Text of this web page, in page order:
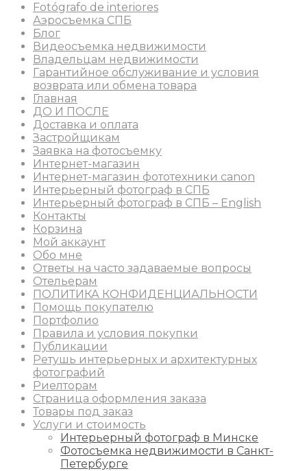
Fotógrafo de interiores
Аэросъемка СПБ
Блог
Видеосъемка недвижимости
Владельцам недвижимости
Гарантийное обслуживание и условия
возврата или обмена товара
Главная
ДО И ПОСЛЕ
Доставка и оплата
Застройщикам
Заявка на фотосъемку
Интернет-магазин
Интернет-магазин фототехники canon
Интерьерный фотограф в СПБ
Интерьерный фотограф в СПБ – English
Контакты
Корзина
Мой аккаунт
Обо мне
Ответы на часто задаваемые вопросы
Отельерам
ПОЛИТИКА КОНФИДЕНЦИАЛЬНОСТИ
Помощь покупателю
Портфолио
Правила и условия покупки
Публикации
Ретушь интерьерных и архитектурных
фотографий
Риелторам
Страница оформления заказа
Товары под заказ
Услуги и стоимость
Интерьерный фотограф в Минске
Фотосъемка недвижимости в Санкт-
Петербурге